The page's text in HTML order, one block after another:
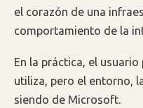
el corazón de una
comportamiento de la
En la práctica, el
utiliza, pero el entorno,
siendo de Microsoft.